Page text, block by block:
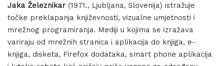
Jaka Železnikar (1971., Ljubljana, Slovenija) istražuje
točke preklapanja književnosti, vizualne umjetnosti i
mrežnog programiranja. Mediji u kojima se izražava
variraju od mrežnih stranica i aplikacija do knjiga, e-
knjiga, disketa, Firefox dodataka, smart phone aplikacija